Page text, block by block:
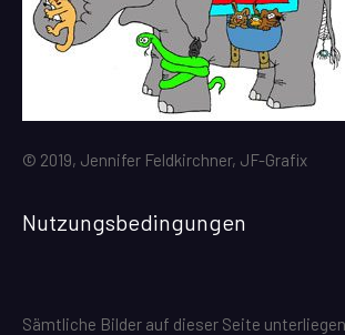
© 2019, Jennifer Feldkirchner, JF-Grafix
Nutzungsbedingungen
Sämtliche Bilder auf dieser Seite